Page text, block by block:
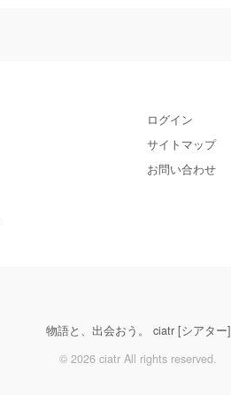
ログイン
サイトマップ
お問い合わせ
物語と、出会おう。 ciatr [シアター]
© 2026 ciatr All rights reserved.